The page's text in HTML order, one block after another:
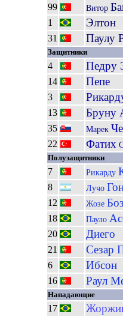
99 Витор
1
Элтон
31
Паулу
Защитники
4 Педру
14
Пепе
3
13
Бруну
35
Марек
22
Фатих
Полузащитники
7 Рикарду
8
Лучо
12
Жозе
18
Пауло
20
Диего
21
Сезар
6
Ибсон
16
Раул
Нападающие
17